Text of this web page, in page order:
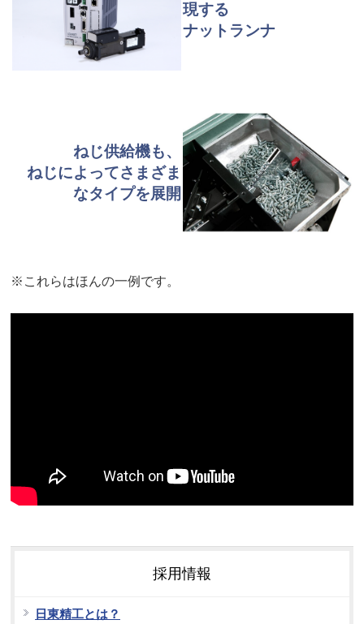
現する
ナットランナ
ねじ供給機も、
ねじによってさまざま
なタイプを展開
※これらはほんの一例です。
採用情報
日東精工とは？